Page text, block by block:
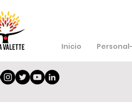
Inicio